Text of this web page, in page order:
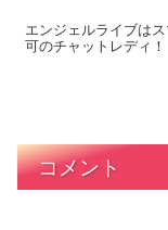
エンジェルライブは
可のチャットレディ！
コメント